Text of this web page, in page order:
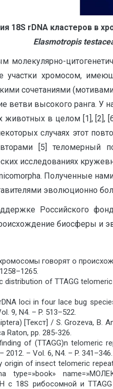
18S rDNA кластеров в
Elasmotropis
молекулярно-
участки хромосом,
сочетаниями
ветви высокого ранга. У
животных в целом [1], [2],
случаях этот
[5] теломерный
исследованиях
Полученные
эволюционно
Российского
биосферы и
говорят о
distribution of TTAGG
loci in four lace bug
9, N4. – P. 513–522.
[Текст] / S. Grozeva, B.
Raton, pp. 285-326.
of (TTAGG)n telomeric
– Vol. 6, N4. – P. 341–346.
origin of insect telomeric
type=»book»
c 18S рибосомной и